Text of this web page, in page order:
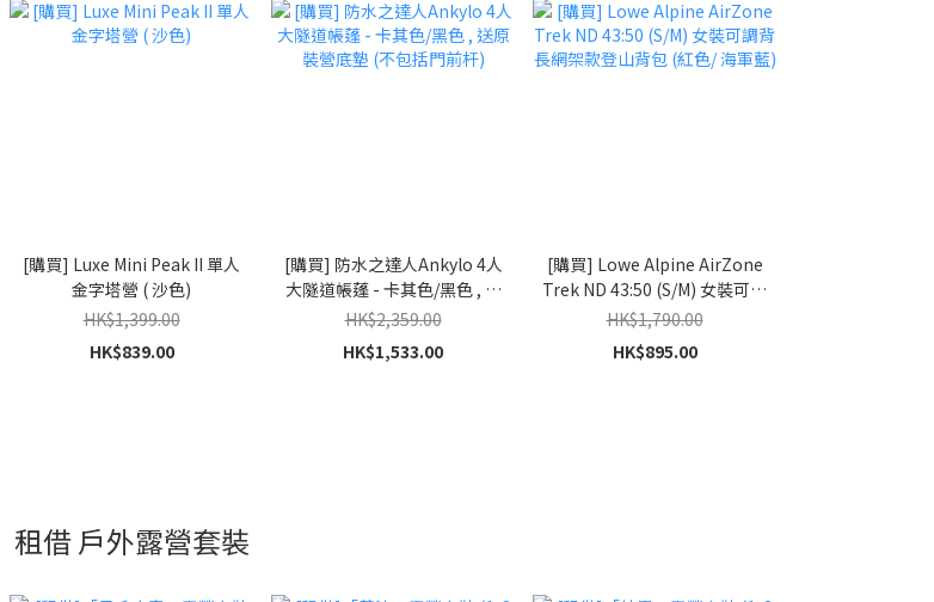
[購買] Luxe Mini Peak II 單人
金字塔營 ( 沙色)
HK$1,399.00
HK$839.00
[購買] 防水之達人Ankylo 4人
大隧道帳蓬 - 卡其色/黑色 , 送
原裝營底墊 (不包括門前杆)
HK$2,359.00
HK$1,533.00
[購買] Lowe Alpine AirZone
Trek ND 43:50 (S/M) 女裝可調
背長網架款登山背包 (紅色/ 海
軍藍)
HK$1,790.00
HK$895.00
租借 戶外露營套裝